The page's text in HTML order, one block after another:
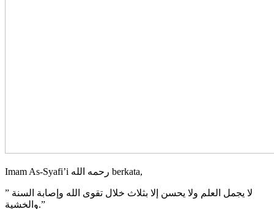
Imam As-Syafi’i رحمه الله berkata,
” لا يجمل العلم ولا يحسن إلا بثلاث خلال تقوى الله وإصابة السنة
والخشية.”